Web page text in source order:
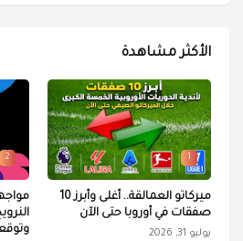
الأكثر مشاهدة
1
ميركاتو العمالقة.. أغلى وأبرز 10
صفقات في أوروبا حتى الآن
يوليو 31, 2026
2